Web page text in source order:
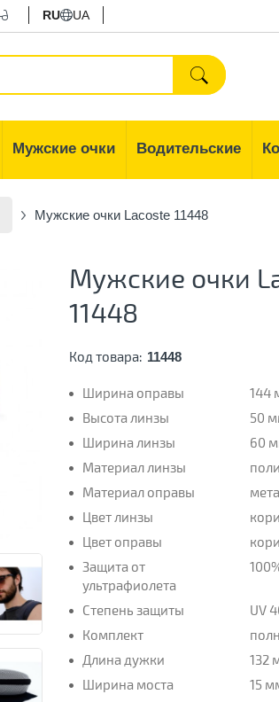
RU UA
Мужские очки Водительские
Мужские очки Lacoste 11448
Мужские очки
11448
Код товара: 11448
Ширина оправы
144
Высота линзы
50
Ширина линзы
60
Материал линзы
Материал оправы
Цвет линзы
Цвет оправы
Защита от
ультрафиолета
Степень защиты
UV
Комплект
Длина дужки
132
Ширина моста
15